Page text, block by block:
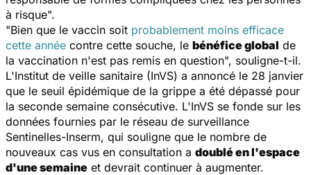
à risque".
"Bien que le vaccin soit probablement moins efficace
cette année contre cette souche, le bénéfice global de
la vaccination n'est pas remis en question", souligne-t-il.
L'Institut de veille sanitaire (InVS) a annoncé le 28 janvier
que le seuil épidémique de la grippe a été dépassé pour
la seconde semaine consécutive. L'InVS se fonde sur les
données fournies par le réseau de surveillance
Sentinelles-Inserm, qui souligne que le nombre de
nouveaux cas vus en consultation a doublé en l'espace
d'une semaine et devrait continuer à augmenter.